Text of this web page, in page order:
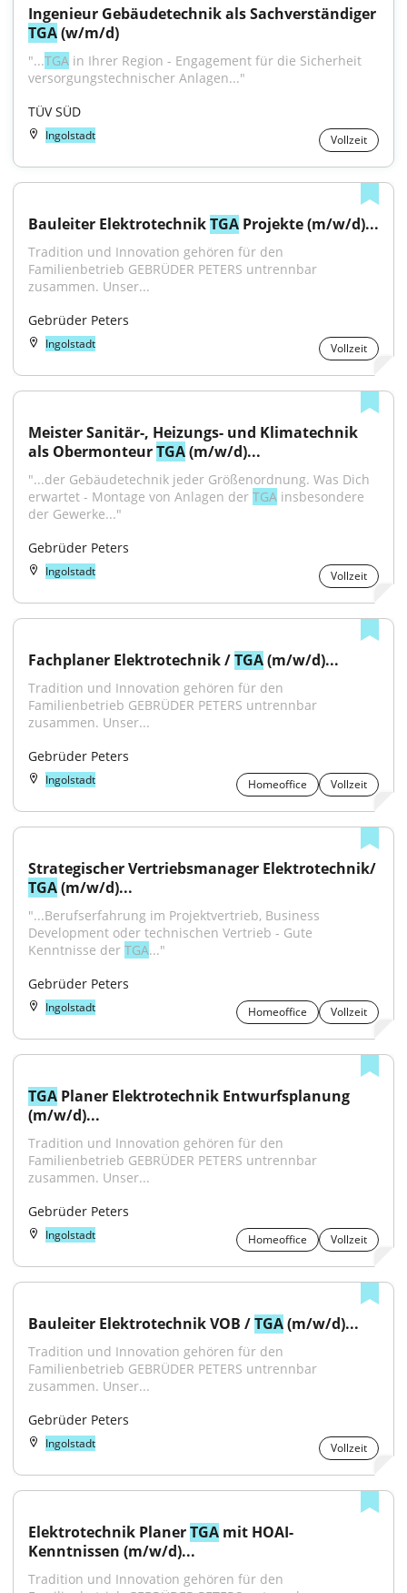
TGA (w/m/d)
"...TGA in Ihrer Region - Engagement für die Sicherheit
versorgungstechnischer Anlagen..."
TÜV SÜD
Ingolstadt Vollzeit
Bauleiter Elektrotechnik TGA Projekte (m/w/d)...
Tradition und Innovation gehören für den
Familienbetrieb GEBRÜDER PETERS untrennbar
zusammen. Unser...
Gebrüder Peters
Ingolstadt Vollzeit
Meister Sanitär-, Heizungs- und Klimatechnik
als Obermonteur TGA (m/w/d)...
"...der Gebäudetechnik jeder Größenordnung. Was Dich
erwartet - Montage von Anlagen der TGA insbesondere
der Gewerke..."
Gebrüder Peters
Ingolstadt Vollzeit
Fachplaner Elektrotechnik / TGA (m/w/d)...
Tradition und Innovation gehören für den
Familienbetrieb GEBRÜDER PETERS untrennbar
zusammen. Unser...
Gebrüder Peters
Ingolstadt Homeoffice Vollzeit
TGA (m/w/d)...
"...Berufserfahrung im Projektvertrieb, Business
Development oder technischen Vertrieb - Gute
Kenntnisse der TGA..."
Gebrüder Peters
Ingolstadt Homeoffice Vollzeit
TGA Planer Elektrotechnik Entwurfsplanung
(m/w/d)...
Tradition und Innovation gehören für den
Familienbetrieb GEBRÜDER PETERS untrennbar
zusammen. Unser...
Gebrüder Peters
Ingolstadt Homeoffice Vollzeit
Bauleiter Elektrotechnik VOB / TGA (m/w/d)...
Tradition und Innovation gehören für den
Familienbetrieb GEBRÜDER PETERS untrennbar
zusammen. Unser...
Gebrüder Peters
Ingolstadt Vollzeit
Elektrotechnik Planer TGA mit HOAI-
Kenntnissen (m/w/d)...
Tradition und Innovation gehören für den